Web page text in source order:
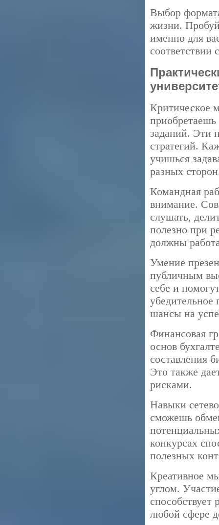
Выбор
жизни.
именно для
Критическое
приобретаешь
заданий. Эти
стратегий.
учишься
разных
Командная
внимание.
слушать,
полезно при
должны
Умение
публичным
себе и
убедительное
шансы на
Финансовая
основ
составления
Это также
рисками.
Навыки
сможешь
конкурсах
полезных
Креативное
углом.
способствует
любой сфере